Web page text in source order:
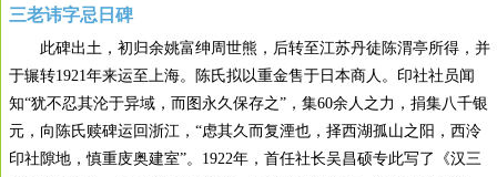
三老讳字忌日碑
此碑出土，初归余姚富绅周世熊，后转至江苏丹徒陈渭亭所得，并
于辗转1921年来运至上海。陈氏拟以重金售于日本商人。印社社员闻
知“犹不忍其沦于异域，而图永久保存之”，集60余人之力，捐集八千银
元，向陈氏赎碑运回浙江，“虑其久而复湮也，择西湖孤山之阳，西泠
印社隙地，慎重庋奥建室”。1922年，首任社长吴昌硕专此写了《汉三